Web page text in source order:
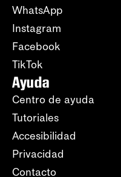
WhatsApp
Instagram
Facebook
TikTok
Ayuda
Centro de ayuda
Tutoriales
Accesibilidad
Privacidad
Contacto